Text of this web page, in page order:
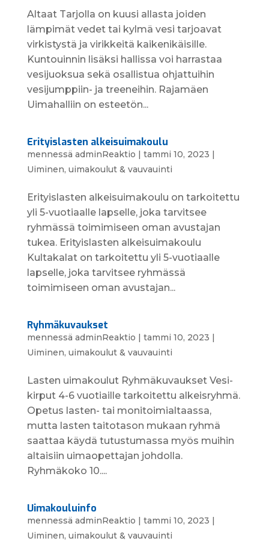
Altaat Tarjolla on kuusi allasta joiden
lämpimät vedet tai kylmä vesi tarjoavat
virkistystä ja virikkeitä kaikenikäisille.
Kuntouinnin lisäksi hallissa voi harrastaa
vesijuoksua sekä osallistua ohjattuihin
vesijumppiin- ja treeneihin. Rajamäen
Uimahalliin on esteetön...
Erityislasten alkeisuimakoulu
mennessä adminReaktio | tammi 10, 2023 |
Uiminen, uimakoulut & vauvauinti
Erityis­lasten alkeis­uimakoulu on tarkoitettu
yli 5-vuotiaalle lapselle, joka tarvitsee
ryhmässä toimimiseen oman avustajan
tukea. Erityislasten alkeisuimakoulu
Kultakalat on tarkoitettu yli 5-vuotiaalle
lapselle, joka tarvitsee ryhmässä
toimimiseen oman avustajan...
Ryhmäkuvaukset
mennessä adminReaktio | tammi 10, 2023 |
Uiminen, uimakoulut & vauvauinti
Lasten uimakoulut Ryhmä­kuvaukset Vesi­
kirput 4-6 vuotiaille tarkoitettu alkeisryhmä.
Opetus lasten- tai moni­toimi­altaassa,
mutta lasten taitotason mukaan ryhmä
saattaa käydä tutustumassa myös muihin
altaisiin uimaopettajan johdolla.
Ryhmäkoko 10....
Uimakouluinfo
mennessä adminReaktio | tammi 10, 2023 |
Uiminen, uimakoulut & vauvauinti